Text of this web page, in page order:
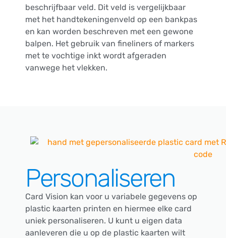
beschrijfbaar veld. Dit veld is vergelijkbaar
met het handtekeningenveld op een bankpas
en kan worden beschreven met een gewone
balpen. Het gebruik van fineliners of markers
met te vochtige inkt wordt afgeraden
vanwege het vlekken.
Personaliseren
Card Vision kan voor u variabele gegevens op
plastic kaarten printen en hiermee elke card
uniek personaliseren. U kunt u eigen data
aanleveren die u op de plastic kaarten wilt